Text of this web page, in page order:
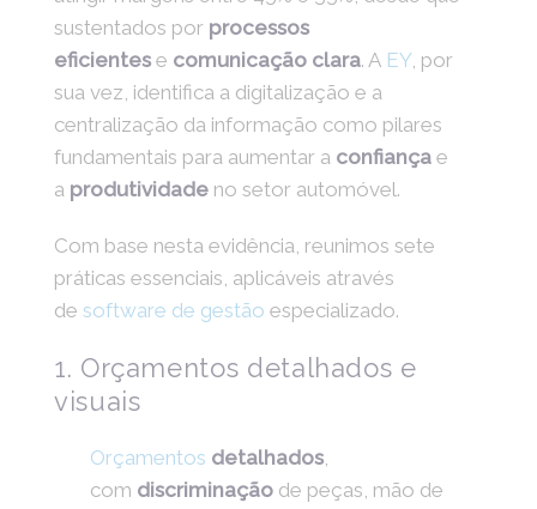
sustentados por processos
eficientes e comunicação clara. A EY, por
sua vez, identifica a digitalização e a
centralização da informação como pilares
fundamentais para aumentar a confiança e
a produtividade no setor automóvel.
Com base nesta evidência, reunimos sete
práticas essenciais, aplicáveis através
de software de gestão especializado.
1. Orçamentos detalhados e
visuais
Orçamentos detalhados,
com discriminação de peças, mão de